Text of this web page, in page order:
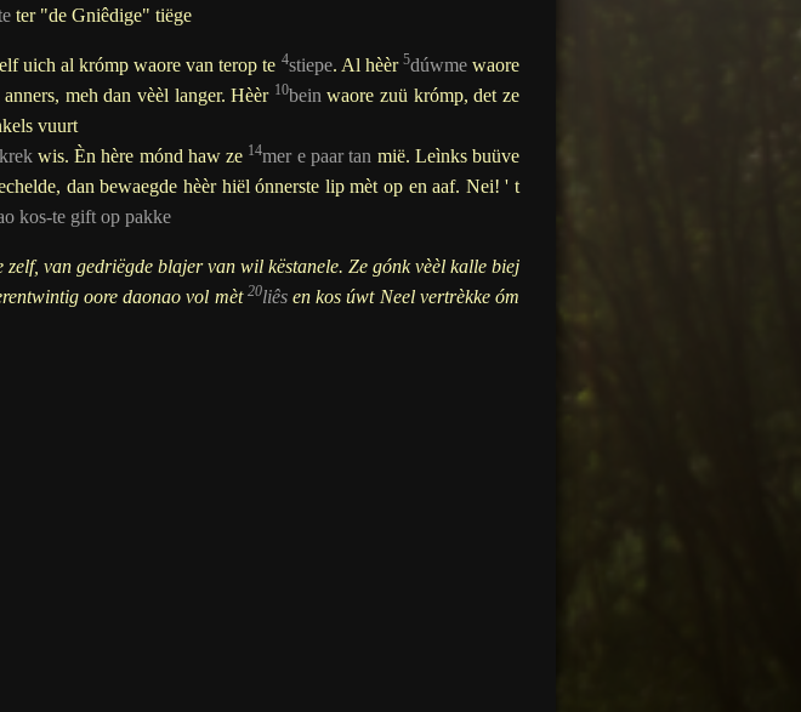
ter "de Gniêdige" tiëge
uich al krómp waore van terop te 4stiepe. Al hèèr 5dúwmewaore
anners, meh dan vèèl langer.Hèèr 10bein waore zuü krómp, det ze
vuurt
wis. Èn hère mónd haw ze 14mer e paar tan mië. Leìnks buüve
dan bewaegde hèèr hiël ónnerste lip mèt op en aaf. Nei! ' t
kos-te gift op pakke
zelf, van gedriëgde blajer van wil këstanele. Ze gónk vèèl kalle biej
oore daonao vol mèt 20liêsen kos úwt Neel vertrèkke óm